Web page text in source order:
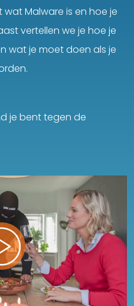
wat Malware is en hoe je
vertellen we je hoe je
wat je moet doen als je
je bent tegen de